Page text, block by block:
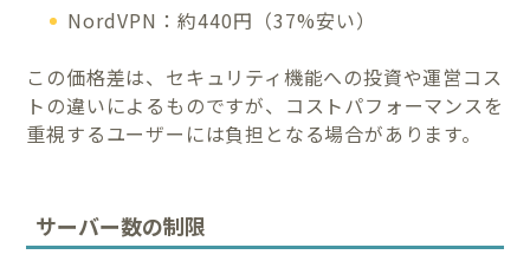
NordVPN：約440円（37%安い）
この価格差は、セキュリティ機能への投資や運営コス
トの違いによるものですが、コストパフォーマンスを
重視するユーザーには負担となる場合があります。
サーバー数の制限